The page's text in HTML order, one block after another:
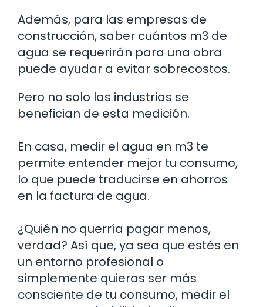
Además, para las empresas de
construcción, saber cuántos m3 de
agua se requerirán para una obra
puede ayudar a evitar sobrecostos.
Pero no solo las industrias se
benefician de esta medición.
En casa, medir el agua en m3 te
permite entender mejor tu consumo,
lo que puede traducirse en ahorros
en la factura de agua.
¿Quién no querría pagar menos,
verdad? Así que, ya sea que estés en
un entorno profesional o
simplemente quieras ser más
consciente de tu consumo, medir el